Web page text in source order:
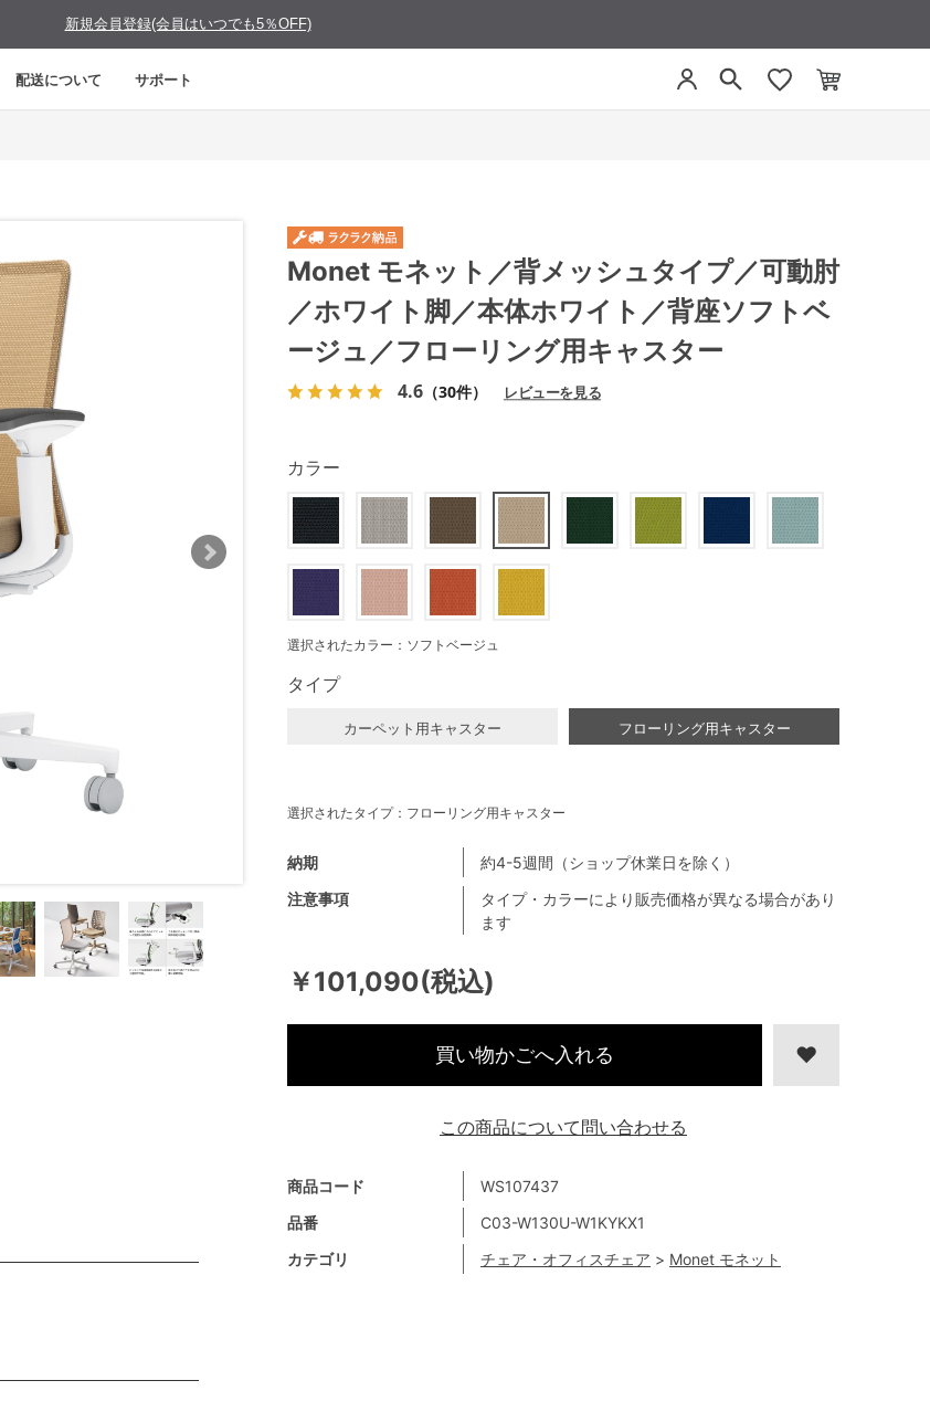
新規会員登録(会員はいつでも5％OFF)
配送について サポート
Monet モネット／背メッシュタイプ／可動肘
／ホワイト脚／本体ホワイト／背座ソフトベ
ージュ／フローリング用キャスター
4.6 （30件） レビューを見る
￥101,090(税込)
商品コード
WS107437
品番
C03-W130U-W1KYKX1
カテゴリ
チェア・オフィスチェア > Monet モネット
注意事項
タイプ・カラーにより販売価格が異なる場合があり
ます
納期 約4-5週間（ショップ休業日を除く）
カラー
選択されたカラー：ソフトベージュ
タイプ
カーペット用キャスター フローリング用キャスター
選択されたタイプ：フローリング用キャスター
買い物かごへ入れる
この商品について問い合わせる